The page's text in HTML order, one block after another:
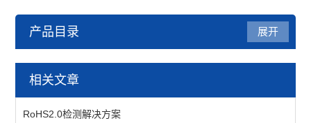
产品目录 展开
相关文章
RoHS2.0检测解决方案